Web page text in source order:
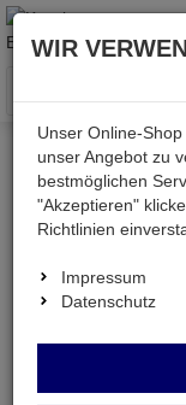
Menü
Weiter einkaufen
Widerstände
Widerstands-
WIR
Unser Online-
unser Angebot zu
bestmöglichen
"Akzeptieren"
Richtlinien
Impressum
Datenschutz